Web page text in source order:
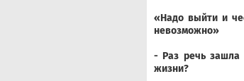
«Надо выйти и
невозможно»
- Раз речь зашла
жизни?